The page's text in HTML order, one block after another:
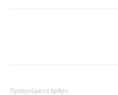
Προηγούμενο άρθρο